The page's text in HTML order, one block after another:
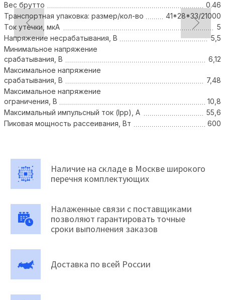
Вес брутто
0.46
Транспортная упаковка: размер/кол-во
41*28*33/21000
Ток утечки, мкА
5
Напряжение несрабатывания, В
5,5
Минимальное напряжение
срабатывания, В
6,12
Максимальное напряжение
срабатывания, В
7,48
Максимальное напряжение
ограничения, В
10,8
Максимальный импульсный ток (Ipp), А
55,6
Пиковая мощность рассеивания, Вт
600
Наличие на складе в Москве широкого
перечня комплектующих
Налаженные связи с поставщиками
позволяют гарантировать точные
сроки выполнения заказов
Доставка по всей России